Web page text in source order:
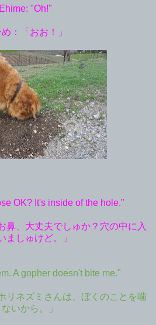
Ehime: "Oh!"
め：「おお！」
OK? It's inside of the hole."
鼻、大丈夫でしゅか？穴の中に入
ましゅけど。」
A gopher doesn't bite me."
リネズミさんは、ぼくのことを噛
ないから。」